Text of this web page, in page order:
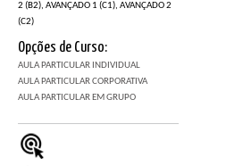
2 (B2), AVANÇADO 1 (C1), AVANÇADO 2
(C2)
Opções de Curso:
AULA PARTICULAR INDIVIDUAL
AULA PARTICULAR CORPORATIVA
AULA PARTICULAR EM GRUPO